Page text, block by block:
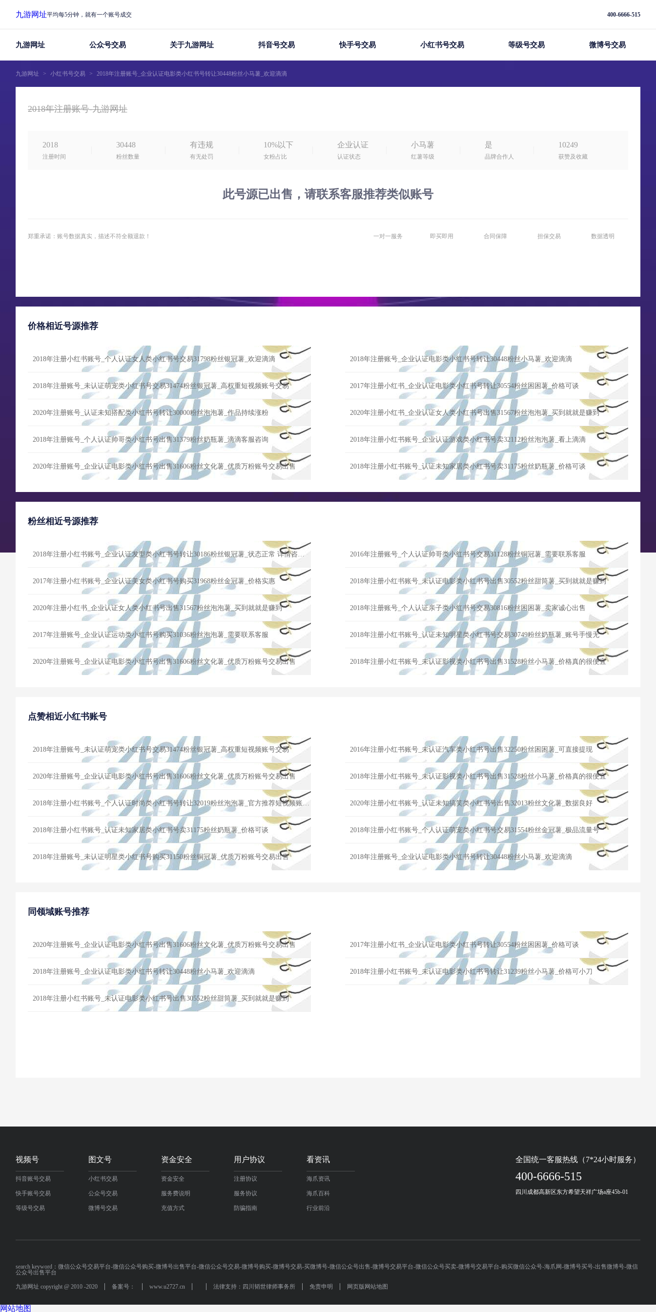
九游网址平均每5分钟，就有一个账号成交 400-6666-515
九游网址 公众号交易 关于九游网址 抖音号交易 快手号交易 小红书号交易 等级号交易 微博号交易
九游网址 > 小红书号交易 > 2018年注册账号_企业认证电影类小红书号转让30448粉丝小马薯_欢迎滴滴
2018年注册账号-九游网址
2018
注册时间
30448
粉丝数量
有违规
有无处罚
10%以下
女粉占比
企业认证
认证状态
小马薯
红薯等级
是
品牌合作人
10249
获赞及收藏
此号源已出售，请联系客服推荐类似账号
郑重承诺：账号数据真实，描述不符全额退款！ 一对一服务 即买即用 合同保障 担保交易 数据透明
价格相近号源推荐
2018年注册小红书账号_个人认证女人类小红书号交易31798粉丝银冠薯_欢迎滴滴 2018年注册账号_企业认证电影类小红书号转让30448粉丝小马薯_欢迎滴滴
2018年注册账号_未认证萌宠类小红书号交易31474粉丝银冠薯_高权重短视频账号交易 2017年注册小红书_企业认证电影类小红书号转让30554粉丝困困薯_价格可谈
2020年注册账号_认证未知搭配类小红书号转让30000粉丝泡泡薯_作品持续涨粉 2020年注册小红书_企业认证女人类小红书号出售31567粉丝泡泡薯_买到就就是赚到
2018年注册账号_个人认证帅哥类小红书号出售31379粉丝奶瓶薯_滴滴客服咨询 2018年注册小红书账号_企业认证游戏类小红书号卖32112粉丝泡泡薯_看上滴滴
2020年注册账号_企业认证电影类小红书号出售31606粉丝文化薯_优质万粉账号交易出售 2018年注册小红书账号_认证未知家居类小红书号卖31175粉丝奶瓶薯_价格可谈
粉丝相近号源推荐
2018年注册小红书账号_企业认证发型类小红书号转让30186粉丝银冠薯_状态正常 详情咨询客服 2016年注册账号_个人认证帅哥类小红书号交易31128粉丝铜冠薯_需要联系客服
2017年注册小红书账号_企业认证美女类小红书号购买31968粉丝金冠薯_价格实惠 2018年注册小红书账号_未认证电影类小红书号出售30552粉丝甜筒薯_买到就就是赚到
2020年注册小红书_企业认证女人类小红书号出售31567粉丝泡泡薯_买到就就是赚到 2018年注册账号_个人认证亲子类小红书号交易30816粉丝困困薯_卖家诚心出售
2017年注册账号_企业认证运动类小红书号购买31036粉丝泡泡薯_需要联系客服 2018年注册小红书账号_认证未知明星类小红书号交易30749粉丝奶瓶薯_账号手慢无
2020年注册账号_企业认证电影类小红书号出售31606粉丝文化薯_优质万粉账号交易出售 2018年注册小红书账号_未认证影视类小红书号出售31528粉丝小马薯_价格真的很便宜
点赞相近小红书账号
2018年注册账号_未认证萌宠类小红书号交易31474粉丝银冠薯_高权重短视频账号交易 2016年注册小红书账号_未认证汽车类小红书号出售32250粉丝困困薯_可直接提现
2020年注册账号_企业认证电影类小红书号出售31606粉丝文化薯_优质万粉账号交易出售 2018年注册小红书账号_未认证影视类小红书号出售31528粉丝小马薯_价格真的很便宜
2018年注册小红书账号_个人认证时尚类小红书号转让32019粉丝泡泡薯_官方推荐短视频账号！ 2020年注册小红书账号_认证未知搞笑类小红书号出售32013粉丝文化薯_数据良好
2018年注册小红书账号_认证未知家居类小红书号卖31175粉丝奶瓶薯_价格可谈 2018年注册小红书账号_个人认证萌宠类小红书号交易31554粉丝金冠薯_极品流量号
2018年注册账号_未认证明星类小红书号购买31150粉丝铜冠薯_优质万粉账号交易出售 2018年注册账号_企业认证电影类小红书号转让30448粉丝小马薯_欢迎滴滴
同领域账号推荐
2020年注册账号_企业认证电影类小红书号出售31606粉丝文化薯_优质万粉账号交易出售 2017年注册小红书_企业认证电影类小红书号转让30554粉丝困困薯_价格可谈
2018年注册账号_企业认证电影类小红书号转让30448粉丝小马薯_欢迎滴滴 2018年注册小红书账号_未认证电影类小红书号转让31239粉丝小马薯_价格可小刀
2018年注册小红书账号_未认证电影类小红书号出售30552粉丝甜筒薯_买到就就是赚到
视频号
抖音账号交易
快手账号交易
等级号交易
图文号
小红书交易
公众号交易
微博号交易
资金安全
资金安全
服务费说明
充值方式
用户协议
注册协议
服务协议
防骗指南
看资讯
海爪资讯
海爪百科
行业前沿
全国统一客服热线（7*24小时服务）
400-6666-515
四川成都高新区东方希望天祥广场a座45b-01
search keyword：微信公众号交易平台-微信公众号购买-微博号出售平台-微信公众号交易-微博号购买-微博号交易-买微博号-微信公众号出售-微博号交易平台-微信公众号买卖-微博号交易平台-购买微信公众号-海爪网-微博号买号-出售微博号-微信
公众号出售平台
九游网址 copyright @ 2010 -2020 备案号： www.u2727.cn 法律支持：四川韬世律师事务所 免责申明 网页版网站地图
网站地图